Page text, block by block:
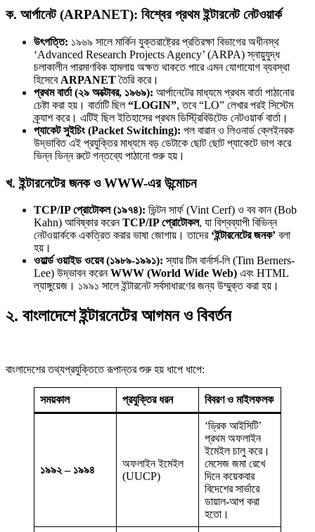
ক. আর্পানেট (ARPANET): বিশ্বের প্রথম ইন্টারনেট নেটওয়ার্ক
উৎপত্তি: ১৯৬৯ সালে মার্কিন যুক্তরাষ্ট্রের প্রতিরক্ষা বিভাগের অধীনস্থ
‘Advanced Research Projects Agency’ (ARPA) স্নায়ুযুদ্ধ
চলাকালীন পারমাণবিক হামলায় অক্ষত থাকতে পারে এমন যোগাযোগ ব্যবস্থা
হিসেবে ARPANETতৈরি করে।
প্রথম বার্তা (২৯ অক্টোবর, ১৯৬৯): আর্পানেটের মাধ্যমে প্রথম বার্তা পাঠানোর
চেষ্টা করা হয়। বার্তাটি ছিল“LOGIN”, তবে “LO” লেখার পরই সিস্টেম
ক্র্যাশ করে। এটিই ছিল ইতিহাসের প্রথম ডিস্ট্রিবিউটেড নেটওয়ার্ক বার্তা।
প্যাকেট সুইচিং (Packet Switching): পল বারান ও লিওনার্ড ক্লেইনরক
উদ্ভাবিত এই প্রযুক্তির মাধ্যমে বড় ডেটাকে ছোট ছোট প্যাকেটে ভাগ করে
ভিন্ন ভিন্ন রুটে গন্তব্যে পাঠানো শুরু হয়।
খ. ইন্টারনেটের জনক ও WWW-এর উন্মোচন
TCP/IP প্রোটোকল (১৯৭৪): ভিন্টন সার্ফ (Vint Cerf) ও বব কান (Bob
Kahn) আবিষ্কার করেনTCP/IP প্রোটোকল, যা বিশ্বব্যাপী বিভিন্ন
নেটওয়ার্ককে একত্রিত করার ভাষা জোগায়। তাদের ‘ইন্টারনেটের জনক’ বলা
হয়।
ওয়ার্ল্ড ওয়াইড ওয়েব (১৯৮৯-১৯৯১): স্যার টিম বার্নার্স-লি (Tim Berners-
Lee) উদ্ভাবন করেনWWW (World Wide Web) এবং HTML
ল্যাঙ্গুয়েজ। ১৯৯১ সালে ইন্টারনেট সর্বসাধারণের জন্য উম্মুক্ত করা হয়।
২. বাংলাদেশে ইন্টারনেটের আগমন ও বিবর্তন
বাংলাদেশের তথ্যপ্রযুক্তিতে রূপান্তর শুরু হয় ধাপে ধাপে:
সময়কাল প্রযুক্তির ধরন বিবরণ ও মাইলফলক
১৯৯২ – ১৯৯৪
অফলাইন ইমেইল
(UUCP)
‘ড্রিক আইসিটি’
প্রথম অফলাইন
ইমেইল চালু করে।
মেসেজ জমা রেখে
দিনে কয়েকবার
বিদেশের সার্ভারে
ডায়াল-আপ করা
হতো।